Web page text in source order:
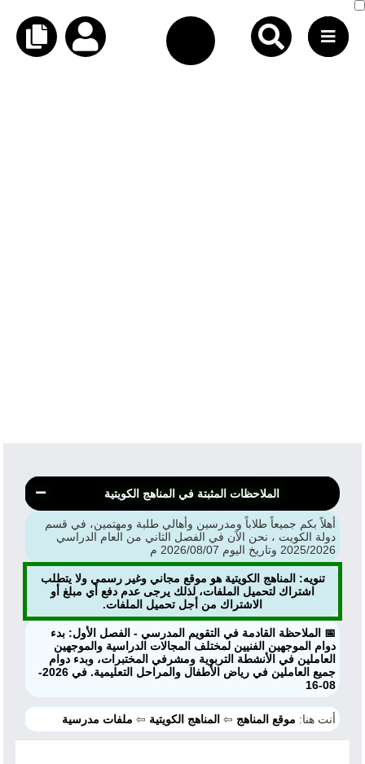
الملاحظات المثبتة في المناهج الكويتية
أهلاً بكم جميعاً طلاباً ومدرسين وأهالي طلبة ومهتمين، في قسم
دولة الكويت ، نحن الآن في الفصل الثاني من العام الدراسي
2025/2026 وتاريخ اليوم 2026/08/07 م
تنويه: المناهج الكويتية هو موقع مجاني وغير رسمي ولا يتطلب
اشتراك لتحميل الملفات، لذلك يرجى عدم دفع أي مبلغ أو
الاشتراك من أجل تحميل الملفات.
📅 الملاحظة القادمة في التقويم المدرسي - الفصل الأول: بدء
دوام الموجهين الفنيين لمختلف المجالات الدراسية والموجهين
العاملين في الأنشطة التربوية ومشرفي المختبرات، وبدء دوام
جميع العاملين في رياض الأطفال والمراحل التعليمية. في 2026-
08-16
أنت هنا: موقع المناهج ⇦ المناهج الكويتية ⇦ ملفات مدرسية